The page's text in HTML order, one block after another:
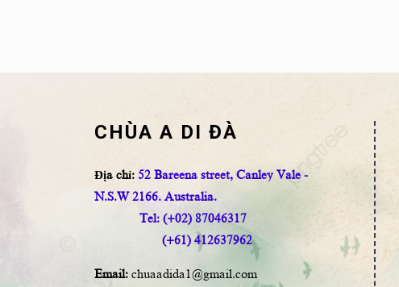
CHÙA A DI ĐÀ
Địa chỉ: 52 Bareena street, Canley Vale -
N.S.W 2166. Australia.
Tel: (+02) 87046317
(+61) 412637962
Email: chuaadida1@gmail.com